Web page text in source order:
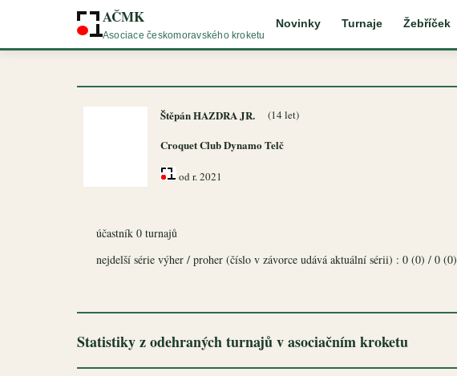
AČMK
Asociace českomoravského kroketu
Novinky Turnaje Žebříček
Štěpán HAZDRA JR. (14 let)
Croquet Club Dynamo Telč
od r. 2021
účastník 0 turnajů
nejdelší série výher / proher (číslo v závorce udává aktuální sérii) : 0 (0) / 0 (0)
Statistiky z odehraných turnajů v asociačním kroketu